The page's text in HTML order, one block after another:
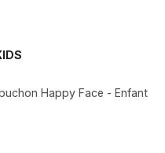
Happy Face - Enfant